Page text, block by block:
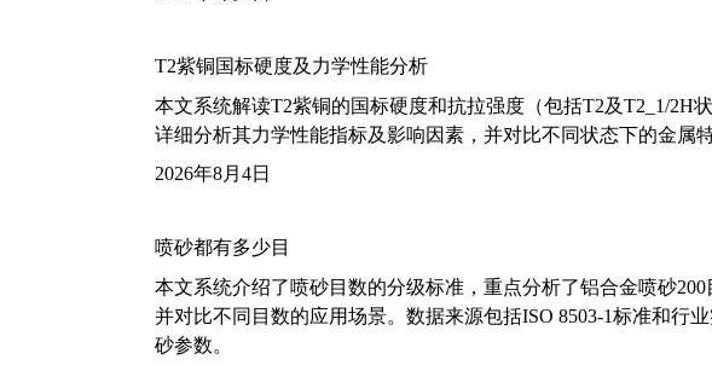
T2紫铜国标硬度及力学性能分析
本文系统解读T2紫铜的国标硬度和抗拉强度（包括T2及T2_1/2H
详细分析其力学性能指标及影响因素，并对比不同状态下的金属
2026年8月4日
喷砂都有多少目
本文系统介绍了喷砂目数的分级标准，重点分析了铝合金喷砂200
并对比不同目数的应用场景。数据来源包括ISO 8503-1标准和行
砂参数。